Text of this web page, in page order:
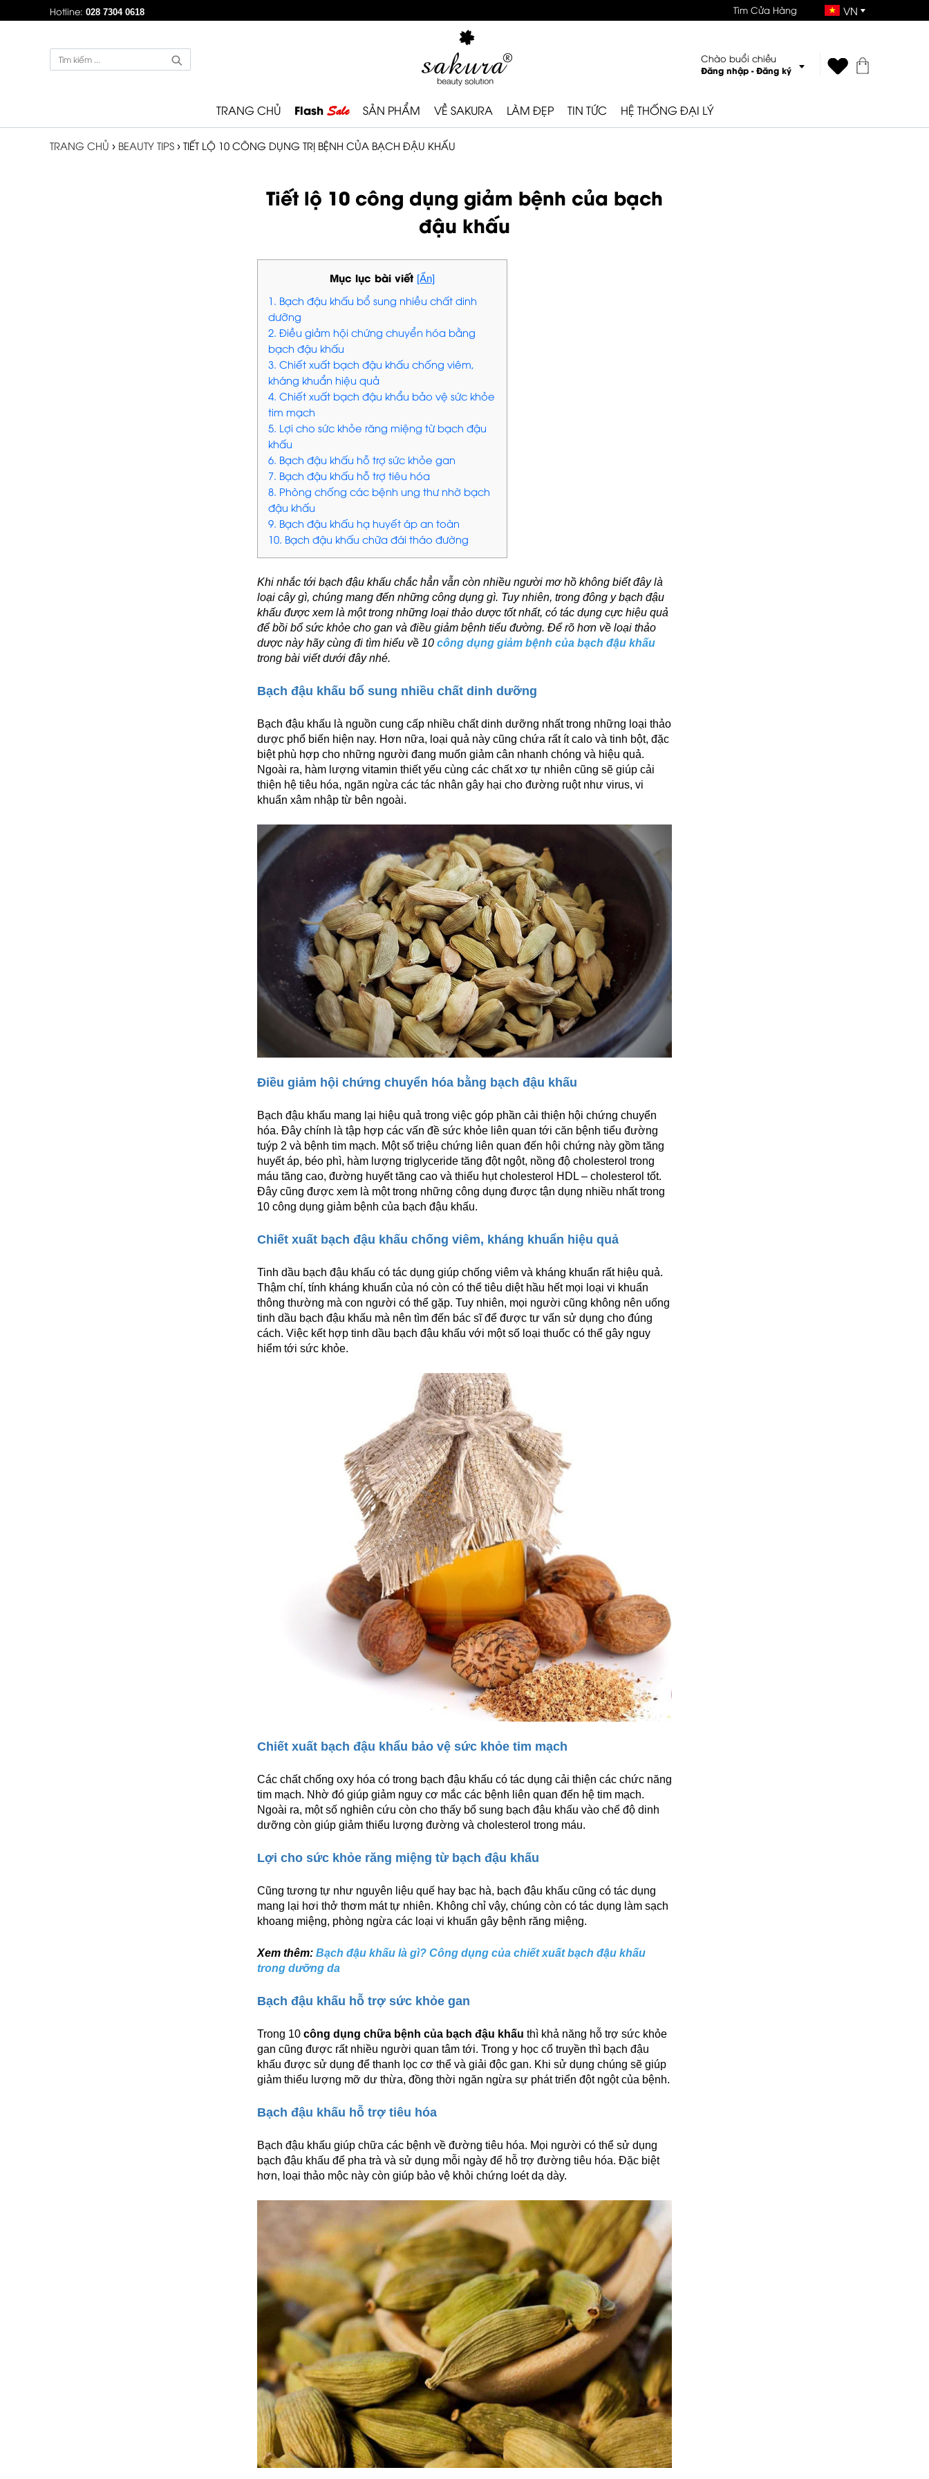
Hotline: 028 7304 0618 Tìm Cửa Hàng VN
Chào buổi chiều
Đăng nhập -Đăng ký
TRANG CHỦ Flash Sale SẢN PHẨM VỀ SAKURA LÀM ĐẸP TIN TỨC HỆ THỐNG ĐẠI LÝ
TRANG CHỦ › BEAUTY TIPS › TIẾT LỘ 10 CÔNG DỤNG TRỊ BỆNH CỦA BẠCH ĐẬU KHẤU
Tiết lộ 10 công dụng giảm bệnh của bạch
đậu khấu
Mục lục bài viết [Ẩn]
1. Bạch đậu khấu bổ sung nhiều chất dinh
dưỡng
2. Điều giảm hội chứng chuyển hóa bằng
bạch đậu khấu
3. Chiết xuất bạch đậu khấu chống viêm,
kháng khuẩn hiệu quả
4. Chiết xuất bạch đậu khẩu bảo vệ sức khỏe
tim mạch
5. Lợi cho sức khỏe răng miệng từ bạch đậu
khấu
6. Bạch đậu khấu hỗ trợ sức khỏe gan
7. Bạch đậu khấu hỗ trợ tiêu hóa
8. Phòng chống các bệnh ung thư nhờ bạch
đậu khấu
9. Bạch đậu khấu hạ huyết áp an toàn
10. Bạch đậu khấu chữa đái tháo đường
Khi nhắc tới bạch đậu khấu chắc hẳn vẫn còn nhiều người mơ hồ không biết đây là
loại cây gì, chúng mang đến những công dụng gì. Tuy nhiên, trong đông y bạch đậu
khấu được xem là một trong những loại thảo dược tốt nhất, có tác dụng cực hiệu quả
để bồi bổ sức khỏe cho gan và điều giảm bệnh tiểu đường. Để rõ hơn về loại thảo
dược này hãy cùng đi tìm hiểu về 10 công dụng giảm bệnh của bạch đậu khấu
trong bài viết dưới đây nhé.
Bạch đậu khấu bổ sung nhiều chất dinh dưỡng
Bạch đậu khấu là nguồn cung cấp nhiều chất dinh dưỡng nhất trong những loại thảo
dược phổ biến hiện nay. Hơn nữa, loại quả này cũng chứa rất ít calo và tinh bột, đặc
biệt phù hợp cho những người đang muốn giảm cân nhanh chóng và hiệu quả.
Ngoài ra, hàm lượng vitamin thiết yếu cùng các chất xơ tự nhiên cũng sẽ giúp cải
thiện hệ tiêu hóa, ngăn ngừa các tác nhân gây hại cho đường ruột như virus, vi
khuẩn xâm nhập từ bên ngoài.
Điều giảm hội chứng chuyển hóa bằng bạch đậu khấu
Bạch đậu khấu mang lại hiệu quả trong việc góp phần cải thiện hội chứng chuyển
hóa. Đây chính là tập hợp các vấn đề sức khỏe liên quan tới căn bệnh tiểu đường
tuýp 2 và bệnh tim mạch. Một số triệu chứng liên quan đến hội chứng này gồm tăng
huyết áp, béo phì, hàm lượng triglyceride tăng đột ngột, nồng độ cholesterol trong
máu tăng cao, đường huyết tăng cao và thiếu hụt cholesterol HDL – cholesterol tốt.
Đây cũng được xem là một trong những công dụng được tận dụng nhiều nhất trong
10 công dụng giảm bệnh của bạch đậu khấu.
Chiết xuất bạch đậu khấu chống viêm, kháng khuẩn hiệu quả
Tinh dầu bạch đậu khấu có tác dụng giúp chống viêm và kháng khuẩn rất hiệu quả.
Thậm chí, tính kháng khuẩn của nó còn có thể tiêu diệt hầu hết mọi loại vi khuẩn
thông thường mà con người có thể gặp. Tuy nhiên, mọi người cũng không nên uống
tinh dầu bạch đậu khấu mà nên tìm đến bác sĩ để được tư vấn sử dụng cho đúng
cách. Việc kết hợp tinh dầu bạch đậu khấu với một số loại thuốc có thể gây nguy
hiểm tới sức khỏe.
Chiết xuất bạch đậu khẩu bảo vệ sức khỏe tim mạch
Các chất chống oxy hóa có trong bạch đậu khấu có tác dụng cải thiện các chức năng
tim mạch. Nhờ đó giúp giảm nguy cơ mắc các bệnh liên quan đến hệ tim mạch.
Ngoài ra, một số nghiên cứu còn cho thấy bổ sung bạch đậu khấu vào chế độ dinh
dưỡng còn giúp giảm thiểu lượng đường và cholesterol trong máu.
Lợi cho sức khỏe răng miệng từ bạch đậu khấu
Cũng tương tự như nguyên liệu quế hay bạc hà, bạch đậu khấu cũng có tác dụng
mang lại hơi thở thơm mát tự nhiên. Không chỉ vậy, chúng còn có tác dụng làm sạch
khoang miệng, phòng ngừa các loại vi khuẩn gây bệnh răng miệng.
Xem thêm: Bạch đậu khấu là gì? Công dụng của chiết xuất bạch đậu khấu
trong dưỡng da
Bạch đậu khấu hỗ trợ sức khỏe gan
Trong 10 công dụng chữa bệnh của bạch đậu khấu thì khả năng hỗ trợ sức khỏe
gan cũng được rất nhiều người quan tâm tới. Trong y học cổ truyền thì bạch đậu
khấu được sử dụng để thanh lọc cơ thể và giải độc gan. Khi sử dụng chúng sẽ giúp
giảm thiểu lượng mỡ dư thừa, đồng thời ngăn ngừa sự phát triển đột ngột của bệnh.
Bạch đậu khấu hỗ trợ tiêu hóa
Bạch đậu khấu giúp chữa các bệnh về đường tiêu hóa. Mọi người có thể sử dụng
bạch đậu khấu để pha trà và sử dụng mỗi ngày để hỗ trợ đường tiêu hóa. Đặc biệt
hơn, loại thảo mộc này còn giúp bảo vệ khỏi chứng loét dạ dày.